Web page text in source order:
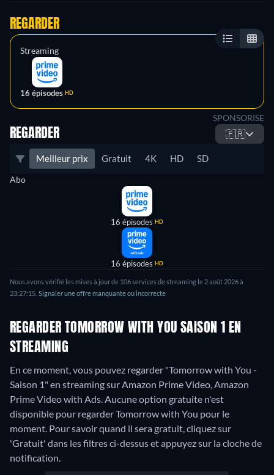
REGARDER
Streaming
16 épisodes HD
SPONSORISE
REGARDER 🇫🇷
Meilleur prix Gratuit 4K HD SD
Abo
16 épisodes HD
16 épisodes HD
Nous avons vérifié les mises à jour de 106 services de streaming le 2 août 2026 à
23:27:15. Signaler une offre manquante ou incorrecte
REGARDER TOMORROW WITH YOU SAISON 1 EN
STREAMING
En ce moment, vous pouvez regarder "Tomorrow with You -
Saison 1" en streaming sur Amazon Prime Video, Amazon
Prime Video with Ads.Aucune option gratuite n'est
disponible pour regarder Tomorrow with You pour le
moment. Pour savoir quand il sera gratuit, cliquez sur
'Gratuit' dans les filtres ci-dessus et appuyez sur la cloche de
notification.